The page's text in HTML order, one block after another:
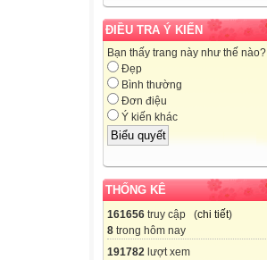
ĐIỀU TRA Ý KIẾN
Bạn thấy trang này như thế nào?
Đẹp
Bình thường
Đơn điệu
Ý kiến khác
THỐNG KÊ
161656 truy cập (chi tiết)
8 trong hôm nay
191782 lượt xem